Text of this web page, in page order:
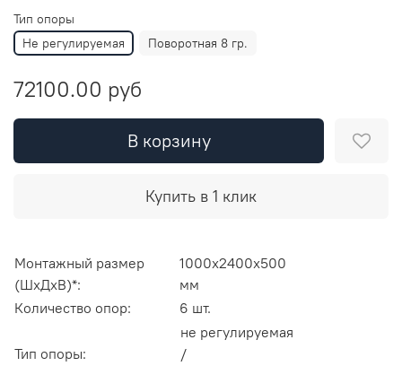
Тип опоры
Не регулируемая
Поворотная 8 гр.
72100.00 руб
В корзину
Купить в 1 клик
Монтажный размер
(ШхДхВ)*:
1000х2400х500
мм
Количество опор:
6 шт.
Тип опоры:
не регулируемая
/